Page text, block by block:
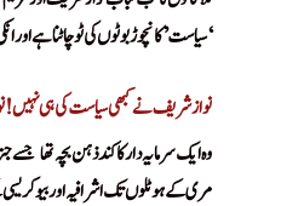
‘سیاست’ کا نچوڑ بوٹوں کی ٹو چاٹنا ہے اور
نوازشریف نے کبھی سیاست کی ہی نہیں!
وہ ایک سرمایہ دار کا کندذہن بچہ تھا! جسے
مری کے ہوٹلوں تک اشرافیہ اور